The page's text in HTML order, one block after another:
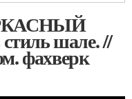
шале. //
фахверк